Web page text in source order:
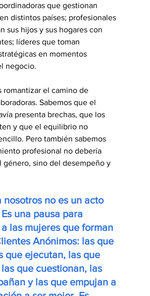
que gestionan
distintos países; profesionales
sus hijos y sus hogares con
líderes que toman
en momentos
negocio.
romantizar el camino de
Sabemos que el
presenta brechas, que los
y que el equilibrio no
Pero también sabemos
profesional no debería
género, sino del desempeño y
nosotros no es un acto
una pausa para
las mujeres que forman
Anónimos: las que
que ejecutan, las que
que cuestionan, las
y las que empujan a